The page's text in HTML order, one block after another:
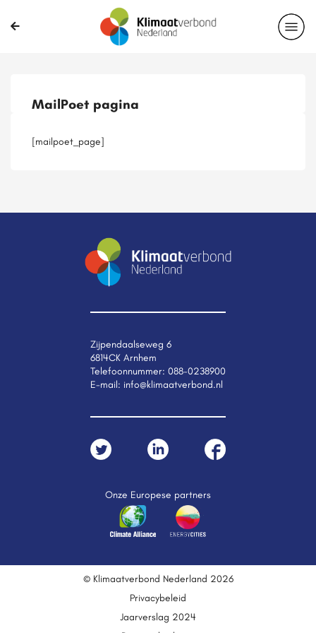
Casussen
MailPoet pagina
[mailpoet_page]
Zijpendaalseweg 6
6814CK Arnhem
Telefoonnummer: 088-0238900
E-mail: info@klimaatverbond.nl
Onze Europese partners
© Klimaatverbond Nederland 2026
Privacybeleid
Jaarverslag 2024